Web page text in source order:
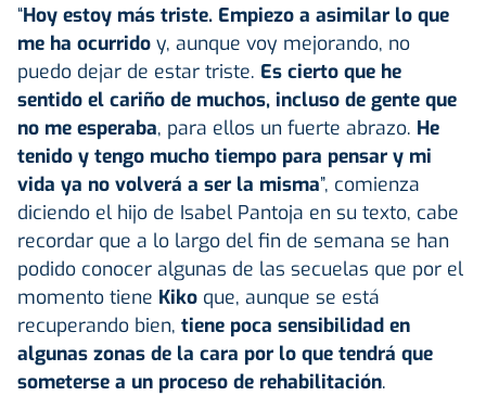
“Hoy estoy más triste. Empiezo a asimilar lo que
me ha ocurrido y, aunque voy mejorando, no
puedo dejar de estar triste. Es cierto que he
sentido el cariño de muchos, incluso de gente que
no me esperaba, para ellos un fuerte abrazo. He
tenido y tengo mucho tiempo para pensar y mi
vida ya no volverá a ser la misma”, comienza
diciendo el hijo de Isabel Pantoja en su texto, cabe
recordar que a lo largo del fin de semana se han
podido conocer algunas de las secuelas que por el
momento tiene Kiko que, aunque se está
recuperando bien, tiene poca sensibilidad en
algunas zonas de la cara por lo que tendrá que
someterse a un proceso de rehabilitación.